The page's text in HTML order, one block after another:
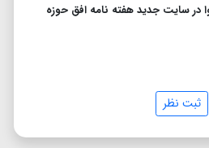
در سایت جدید هفته نامه افق حوزه
ثبت نظر